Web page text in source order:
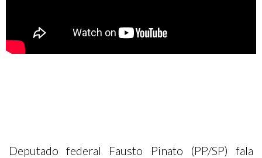
Deputado federal Fausto Pinato (PP/SP) fala